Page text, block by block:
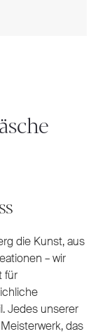
die Kunst, aus
– wir
für
Jedes unserer
das